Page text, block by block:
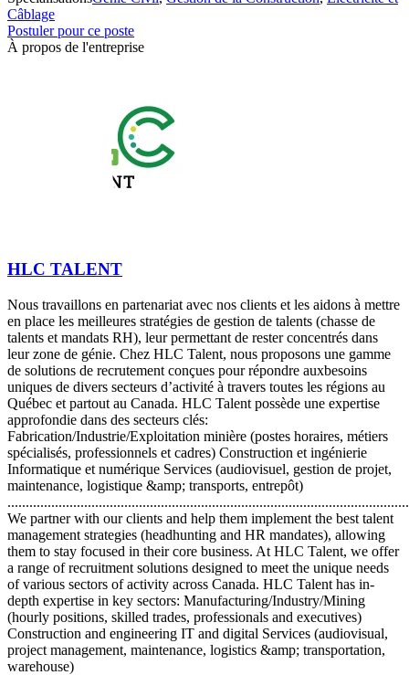
Câblage
Postuler pour ce poste
À propos de l'entreprise
HLC TALENT
Nous travaillons en partenariat avec nos clients et les aidons à mettre
en place les meilleures stratégies de gestion de talents (chasse de
talents et mandats RH), leur permettant de rester concentrés dans
leur zone de génie. Chez HLC Talent, nous proposons une gamme
de solutions de recrutement conçues pour répondre auxbesoins
uniques de divers secteurs d’activité à travers toutes les régions au
Québec et partout au Canada. HLC Talent possède une expertise
approfondie dans des secteurs clés:
Fabrication/Industrie/Exploitation minière (postes horaires, métiers
spécialisés, professionnels et cadres) Construction et ingénierie
Informatique et numérique Services (audiovisuel, gestion de projet,
maintenance, logistique &amp; transports, entrepôt)
We partner with our clients and help them implement the best talent
management strategies (headhunting and HR mandates), allowing
them to stay focused in their core business. At HLC Talent, we offer
a range of recruitment solutions designed to meet the unique needs
of various sectors of activity across Canada. HLC Talent has in-
depth expertise in key sectors: Manufacturing/Industry/Mining
(hourly positions, skilled trades, professionals and executives)
Construction and engineering IT and digital Services (audiovisual,
project management, maintenance, logistics &amp; transportation,
warehouse)